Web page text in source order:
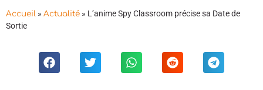
Accueil » Actualité » L’anime Spy Classroom précise sa Date de
Sortie